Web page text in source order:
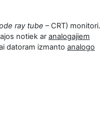
ray tube – CRT) monitori.
notiek aranalogajiem
datoram izmanto analogo